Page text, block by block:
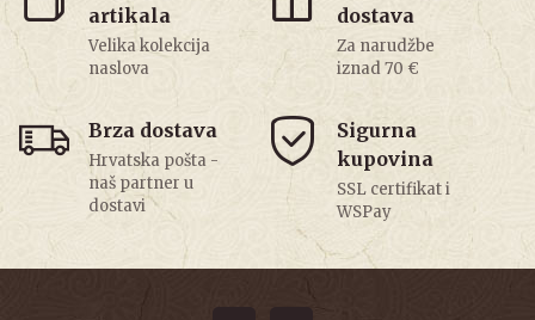
artikala
Velika kolekcija
naslova
dostava
Za narudžbe
iznad 70 €
Brza dostava
Hrvatska pošta -
naš partner u
dostavi
Sigurna
kupovina
SSL certifikat i
WSPay